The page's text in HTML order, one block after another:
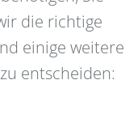
die richtige
einige weitere
entscheiden: